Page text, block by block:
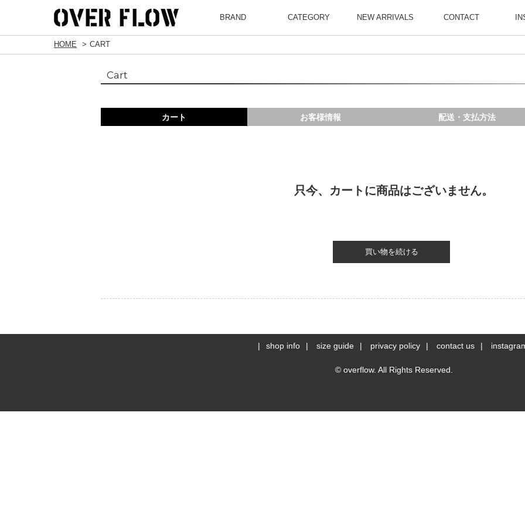
BRAND CATEGORY NEW ARRIVALS CONTACT
HOME CART
Cart
カート お客様情報 配送・支払方法
只今、カートに商品はございません。
shop info size guide privacy policy contact us
© overflow. All Rights Reserved.